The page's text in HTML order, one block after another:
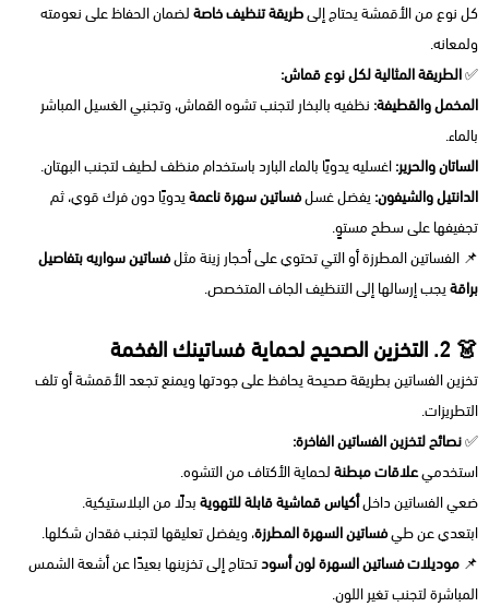
كل نوع من الأقمشة يحتاج إلىطريقة تنظيف خاصةلضمان الحفاظ على نعومته
ولمعانه.
✅الطريقة المثالية لكل نوع قماش:
المخمل والقطيفة: نظفيه بالبخار لتجنب تشوه القماش، وتجنبي الغسيل المباشر
بالماء.
الساتان والحرير:اغسليه يدويًا بالماء البارد باستخدام منظف لطيف لتجنب البهتان.
الدانتيل والشيفون: يفضل غسلفساتين سهرة ناعمةيدويًا دون فرك قوي، ثم
تجفيفها على سطح مستوٍ.
📌 الفساتين المطرزة أو التي تحتوي على أحجار زينة مثلفساتين سواريه بتفاصيل
براقةيجب إرسالها إلى التنظيف الجاف المتخصص.
👗 2. التخزين الصحيح لحماية فساتينك الفخمة
تخزين الفساتين بطريقة صحيحة يحافظ على جودتها ويمنع تجعد الأقمشة أو تلف
التطريزات.
✅نصائح لتخزين الفساتين الفاخرة:
استخدميعلاقات مبطنةلحماية الأكتاف من التشوه.
ضعي الفساتين داخلأكياس قماشية قابلة للتهويةبدلًا من البلاستيكية.
ابتعدي عن طيفساتين السهرة المطرزة، ويفضل تعليقها لتجنب فقدان شكلها.
📌 موديلات فساتين السهرة لون أسودتحتاج إلى تخزينها بعيدًا عن أشعة الشمس
المباشرة لتجنب تغير اللون.